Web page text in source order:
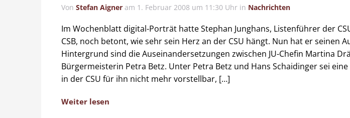
Von Stefan Aigner am 1. Februar 2008 um 11:30 Uhr in Nachrichten
Im Wochenblatt digital-Porträt hatte Stephan Junghans, Listenführer der
CSB, noch betont, wie sehr sein Herz an der CSU hängt. Nun hat er seinen
Hintergrund sind die Auseinandersetzungen zwischen JU-Chefin Martina
Bürgermeisterin Petra Betz. Unter Petra Betz und Hans Schaidinger sei
in der CSU für ihn nicht mehr vorstellbar, […]
Weiter lesen